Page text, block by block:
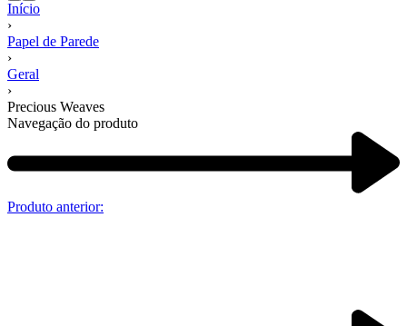
Início
›
Papel de Parede
›
Geral
›
Precious Weaves
Navegação do produto
Produto anterior: